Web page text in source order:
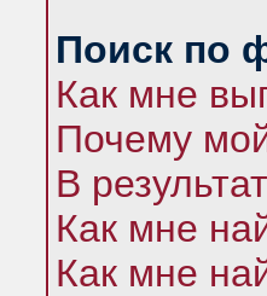
Поиск по
Как мне
Почему
В
Как мне
Как мне